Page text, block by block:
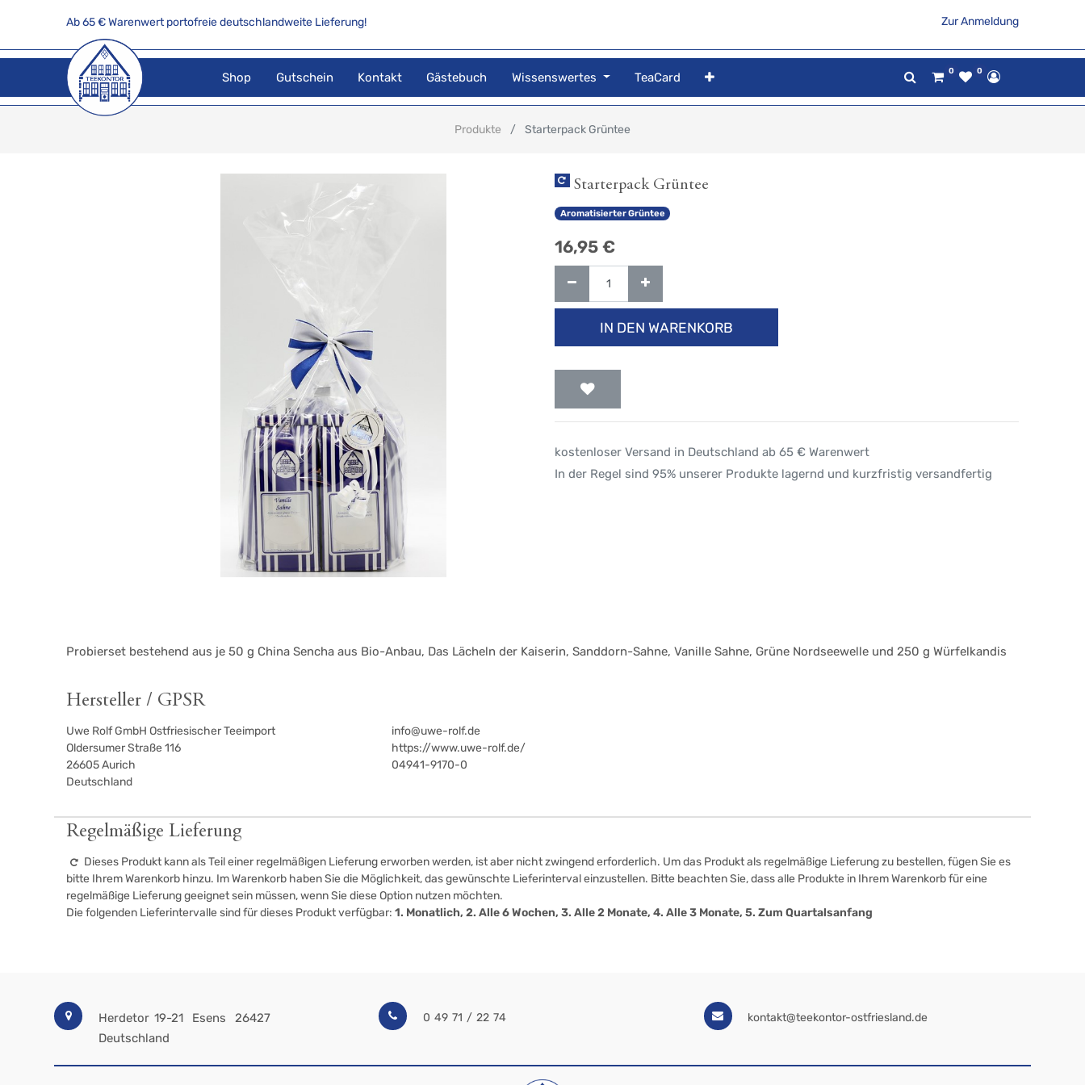
Ab 65 € Warenwert portofreie deutschlandweite Lieferung! Zur Anmeldung
Shop Gutschein Kontakt Gästebuch Wissenswertes TeaCard 0 0
Produkte Starterpack Grüntee
Starterpack Grüntee
Aromatisierter Grüntee
16,95 €
IN DEN WARENKORB
kostenloser Versand in Deutschland ab 65 € Warenwert
In der Regel sind 95% unserer Produkte lagernd und kurzfristig versandfertig
Probierset bestehend aus je 50 g China Sencha aus Bio-Anbau, Das Lächeln der Kaiserin, Sanddorn-Sahne, Vanille Sahne, Grüne Nordseewelle und 250 g Würfelkandis
Hersteller / GPSR
Uwe Rolf GmbH Ostfriesischer Teeimport
Oldersumer Straße 116
26605Aurich
Deutschland
info@uwe-rolf.de
https://www.uwe-rolf.de/
04941-9170-0
Regelmäßige Lieferung
Dieses Produkt kann als Teil einer regelmäßigen Lieferung erworben werden, ist aber nicht zwingend erforderlich. Um das Produkt als regelmäßige Lieferung zu bestellen, fügen Sie es
bitte Ihrem Warenkorb hinzu. Im Warenkorb haben Sie die Möglichkeit, das gewünschte Lieferinterval einzustellen. Bitte beachten Sie, dass alle Produkte in Ihrem Warenkorb für eine
regelmäßige Lieferung geeignet sein müssen, wenn Sie diese Option nutzen möchten.
Die folgenden Lieferintervalle sind für dieses Produkt verfügbar:1. Monatlich, 2. Alle 6 Wochen, 3. Alle 2 Monate, 4. Alle 3 Monate, 5. Zum Quartalsanfang
Herdetor 19-21 Esens
26427
Deutschland
0 49 71 / 22 74 kontakt@teekontor-ostfriesland.de